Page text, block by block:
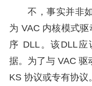
不，事实并非
为 VAC 内核模式
序 DLL。该DLL
据。为了与 VAC 驱
KS 协议或专有协议。